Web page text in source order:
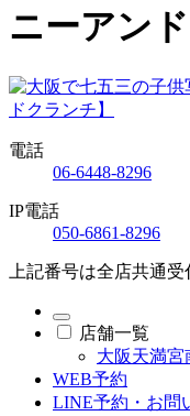
ニーアン
電話
06-6448-8296
IP電話
050-6861-8296
上記番号は全店共通
店舗一覧
大阪天満宮
WEB予約
LINE予約・お問